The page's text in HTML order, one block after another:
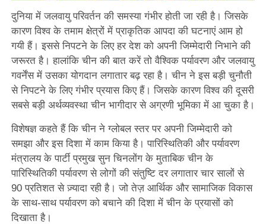
दुनिया में जलवायु परिवर्तन की समस्या गंभीर होती जा रही है। जिसके
कारण विश्व के तमाम क्षेत्रों में प्राकृतिक आपदा की घटनाएं आम हो
गयी हैं। इससे निपटने के लिए हर देश को अपनी जिम्मेदारी निभाने की
जरूरत है। हालांकि चीन की बात करें तो वैश्विक पर्यावरण और जलवायु
गवर्नेंस में उसका योगदान लगातार बढ़ रहा है। चीन ने इस बड़ी चुनौती
से निपटने के लिए गंभीर प्रयास किए हैं। जिसके कारण विश्व की दूसरी
सबसे बड़ी अर्थव्यवस्था चीन भागीदार से अग्रणी भूमिका में आ चुका है।
विशेषज्ञ कहते हैं कि चीन ने ग्लोबल स्तर पर अपनी जिम्मेदारी को
समझा और इस दिशा में काम किया है। पारिस्थितिकी और पर्यावरण
मंत्रालय के पार्टी प्रमुख सुन चिनलोंग के मुताबिक चीन के
पारिस्थितिकी पर्यावरण से लोगों की संतुष्टि दर लगातार चार सालों से
90 प्रतिशत से ज़्यादा रही है। जो तेज़ आर्थिक और सामाजिक विकास
के साथ-साथ पर्यावरण को बचाने की दिशा में चीन के प्रयासों को
दिखाता है।